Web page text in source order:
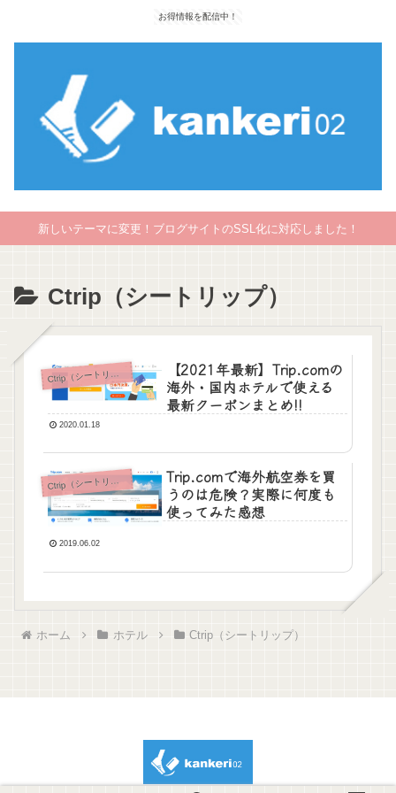
お得情報を配信中！
新しいテーマに変更！ブログサイトのSSL化に対応しました！
Ctrip（シートリップ）
C
trip（シートリップ）
【2021年最新】Trip.comの
海外・国内ホテルで使える
最新クーポンまとめ!!
2020.01.18
C
trip（シートリップ）
Trip.comで海外航空券を買
うのは危険？実際に何度も
使ってみた感想
2019.06.02
ホーム ホテル Ctrip（シートリップ）